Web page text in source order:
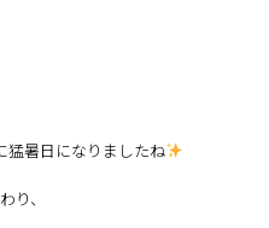
猛暑日になりましたね
り、